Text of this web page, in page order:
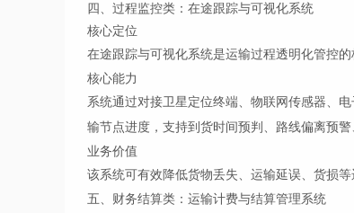
四、过程监控类：在途跟踪与可视化系统
核心定位
在途跟踪与可视化系统是运输过程透明化管控
核心能力
系统通过对接卫星定位终端、物联网传感器、
输节点进度，支持到货时间预判、路线偏离预警
业务价值
该系统可有效降低货物丢失、运输延误、货损
五、财务结算类：运输计费与结算管理系统